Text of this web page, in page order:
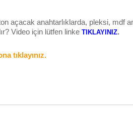
açacak anahtarlıklarda, pleksi, mdf
Video için lütfen linke TIKLAYINIZ.
tıklayınız.